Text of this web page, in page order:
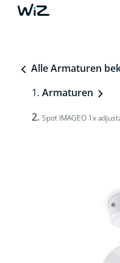
Alle Armaturen
Armaturen
Spot IMAGEO 1x